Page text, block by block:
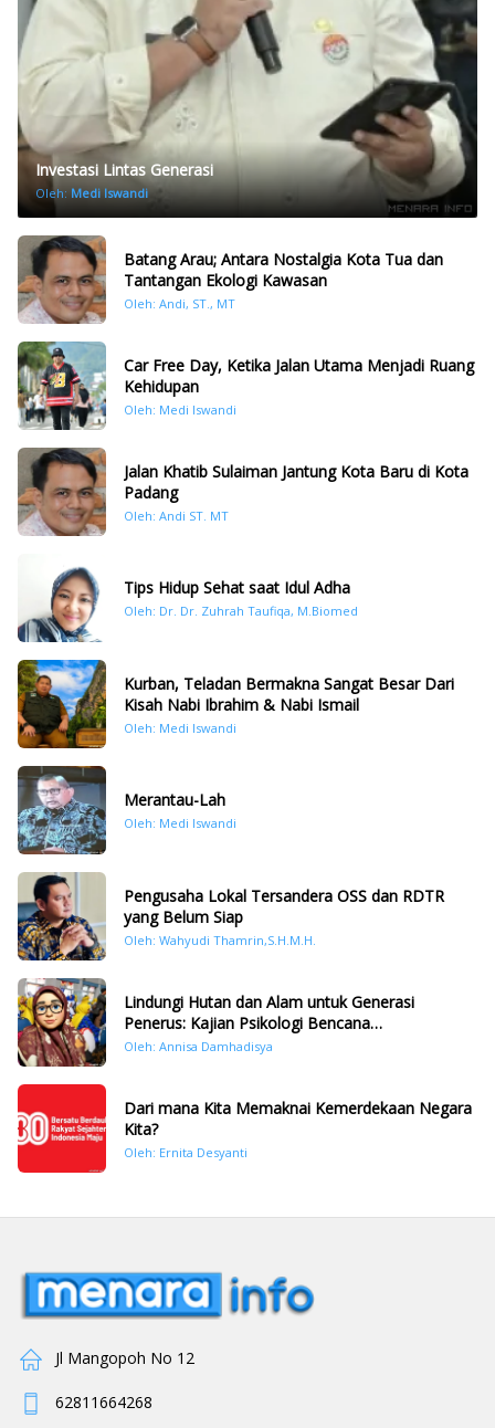
Investasi Lintas Generasi
Oleh: Medi Iswandi
Batang Arau; Antara Nostalgia Kota Tua dan
Tantangan Ekologi Kawasan
Oleh: Andi, ST., MT
Car Free Day, Ketika Jalan Utama Menjadi Ruang
Kehidupan
Oleh: Medi Iswandi
Jalan Khatib Sulaiman Jantung Kota Baru di Kota
Padang
Oleh: Andi ST. MT
Tips Hidup Sehat saat Idul Adha
Oleh: Dr. Dr. Zuhrah Taufiqa, M.Biomed
Kurban, Teladan Bermakna Sangat Besar Dari
Kisah Nabi Ibrahim & Nabi Ismail
Oleh: Medi Iswandi
Merantau-Lah
Oleh: Medi Iswandi
Pengusaha Lokal Tersandera OSS dan RDTR
yang Belum Siap
Oleh: Wahyudi Thamrin,S.H.M.H.
Lindungi Hutan dan Alam untuk Generasi
Penerus: Kajian Psikologi Bencana
Hidrometeorologi di Sumatera Pasca Tragedi
Oleh: Annisa Damhadisya
Dari mana Kita Memaknai Kemerdekaan Negara
Kita?
Oleh: Ernita Desyanti
Jl Mangopoh No 12
62811664268